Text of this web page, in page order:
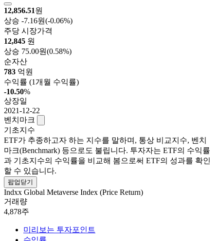
12,856.51원
상승 -7.16원(-0.06%)
주당 시장가격
12,845 원
상승 75.00원(0.58%)
순자산
783 억원
수익률 (1개월 수익률)
-10.50%
상장일
2021-12-22
벤치마크
기초지수
ETF가 추종하고자 하는 지수를 말하며, 통상 비교지수, 벤치
마크(Benchmark) 등으로도 불립니다. 투자자는 ETF의 수익률
과 기초지수의 수익률을 비교해 봄으로써 ETF의 성과를 확인
할 수 있습니다.
팝업닫기
Indxx Global Metaverse Index (Price Return)
거래량
4,878주
미리보는 투자포인트